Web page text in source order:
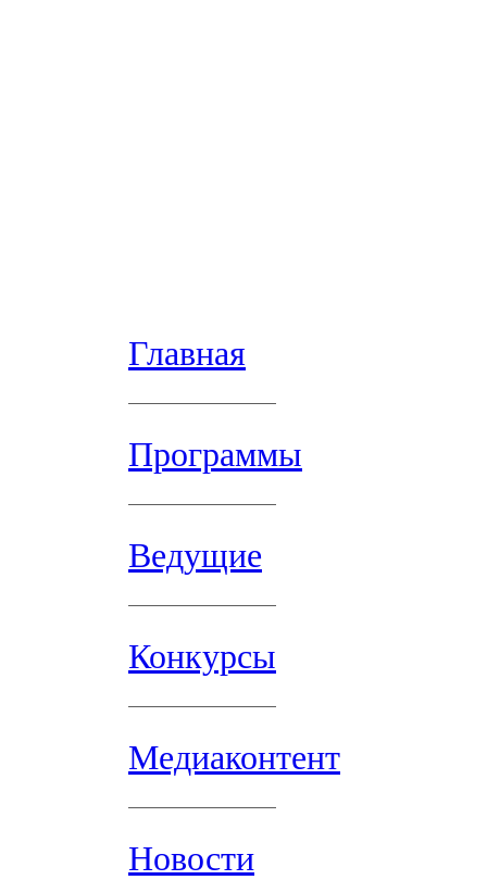
Главная
Программы
Ведущие
Конкурсы
Медиаконтент
Новости